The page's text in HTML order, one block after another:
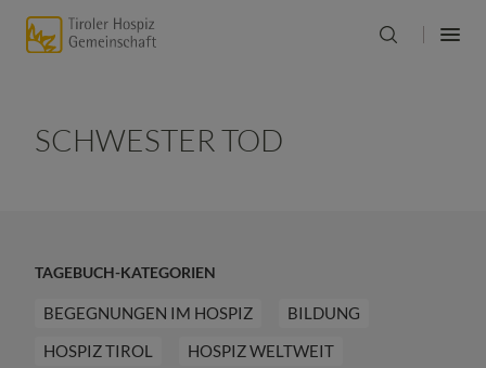
SCHWESTER TOD
TAGEBUCH-KATEGORIEN
BEGEGNUNGEN IM HOSPIZ
BILDUNG
HOSPIZ TIROL
HOSPIZ WELTWEIT